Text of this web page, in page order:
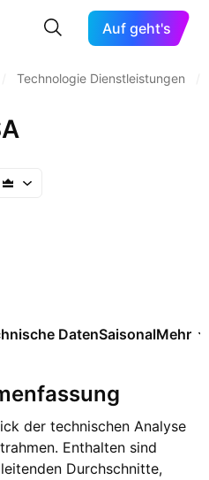
Auf geht's
Technologie Dienstleistungen
DatenSaisonalMehr
der technischen Analyse
Enthalten sind
Durchschnitte,